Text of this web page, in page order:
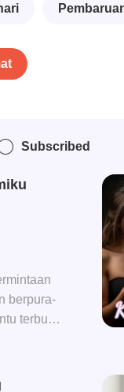
Subscribed
berpura-
terbully